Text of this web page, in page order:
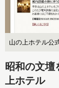
山の上ホテル公
昭和の文壇
上ホテル